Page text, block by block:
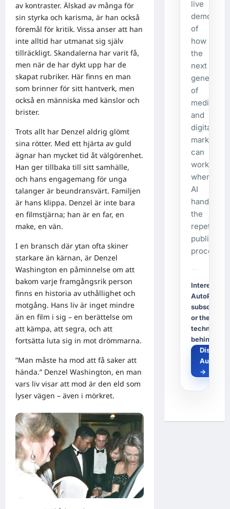
av kontraster. Älskad av många för
sin styrka och karisma, är han också
föremål för kritik. Vissa anser att han
inte alltid har utmanat sig själv
tillräckligt. Skandalerna har varit få,
men när de har dykt upp har de
skapat rubriker. Här finns en man
som brinner för sitt hantverk, men
också en människa med känslor och
brister.
Trots allt har Denzel aldrig glömt
sina rötter. Med ett hjärta av guld
ägnar han mycket tid åt välgörenhet.
Han ger tillbaka till sitt samhälle,
och hans engagemang för unga
talanger är beundransvärt. Familjen
är hans klippa. Denzel är inte bara
en filmstjärna; han är en far, en
make, en vän.
I en bransch där ytan ofta skiner
starkare än kärnan, är Denzel
Washington en påminnelse om att
bakom varje framgångsrik person
finns en historia av uthållighet och
motgång. Hans liv är inget mindre
än en film i sig – en berättelse om
att kämpa, att segra, och att
fortsätta luta sig in mot drömmarna.
”Man måste ha mod att få saker att
hända.” Denzel Washington, en man
vars liv visar att mod är den eld som
lyser vägen – även i mörkret.
live
of
how
the
next
generation
of
media
and
digital
marketing
can
work
when
AI
handles
the
repetitive
publishing
process.
Interested
AutoPost, a
or the
technology
behind it?
Discover
→